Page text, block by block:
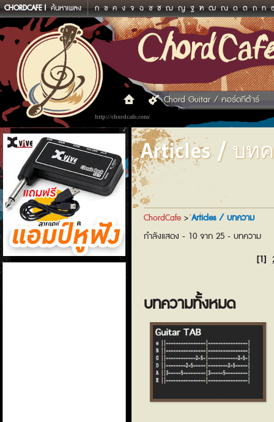
CHORDCAFE ค้นหาเพลง ก ข ค ง จ ฉ ช ซ ฌ ญ ฐ ฑ ฒ ณ ด ต ถ ท
http://chordcafe.com/
Chord Guitar / คอร์ดกีต้าร์
แอมป์หูฟัง
Articles / บท
ChordCafe > Articles / บทความ
กำลังแสดง - 10 จาก 25 - บทความ
[1]
บทความทั้งหมด